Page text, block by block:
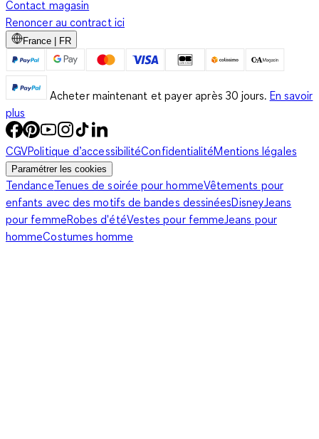
Contact magasin
Renoncer au contract ici
France | FR
Acheter maintenant et payer après 30 jours. En savoir
plus
CGVPolitique d’accessibilitéConfidentialitéMentions légales
Paramétrer les cookies
TendanceTenues de soirée pour hommeVêtements pour
enfants avec des motifs de bandes dessinéesDisneyJeans
pour femmeRobes d'étéVestes pour femmeJeans pour
hommeCostumes homme